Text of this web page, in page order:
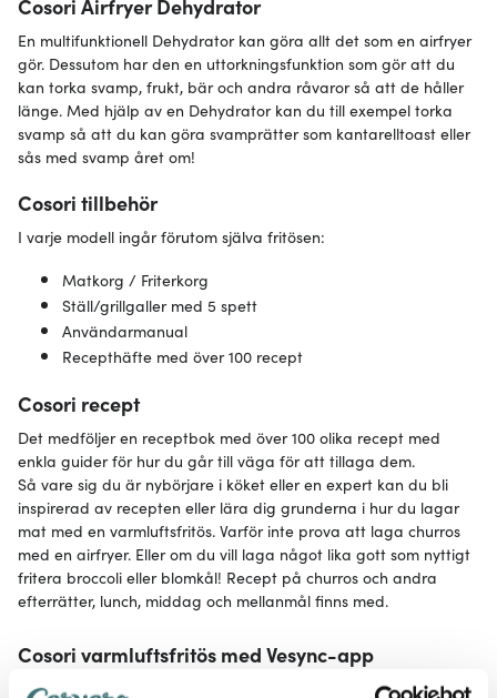
Cosori Airfryer Dehydrator
En multifunktionell Dehydrator kan göra allt det som en airfryer
gör. Dessutom har den en uttorkningsfunktion som gör att du
kan torka svamp, frukt, bär och andra råvaror så att de håller
länge. Med hjälp av en Dehydrator kan du till exempel torka
svamp så att du kan göra svamprätter som kantarelltoast eller
sås med svamp året om!
Cosori tillbehör
I varje modell ingår förutom själva fritösen:
Matkorg / Friterkorg
Ställ/grillgaller med 5 spett
Användarmanual
Recepthäfte med över 100 recept
Cosori recept
Det medföljer en receptbok med över 100 olika recept med
enkla guider för hur du går till väga för att tillaga dem.
Så vare sig du är nybörjare i köket eller en expert kan du bli
inspirerad av recepten eller lära dig grunderna i hur du lagar
mat med en varmluftsfritös. Varför inte prova att laga churros
med en airfryer. Eller om du vill laga något lika gott som nyttigt
fritera broccoli eller blomkål! Recept på churros och andra
efterrätter, lunch, middag och mellanmål finns med.
Cosori varmluftsfritös med Vesync-app